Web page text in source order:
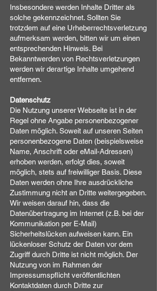
Insbesondere werden Inhalte Dritter als
solche gekennzeichnet. Sollten Sie
trotzdem auf eine Urheberrechtsverletzung
aufmerksam werden, bitten wir um einen
entsprechenden Hinweis. Bei
Bekanntwerden von Rechtsverletzungen
werden wir derartige Inhalte umgehend
entfernen.
Datenschutz
Die Nutzung unserer Webseite ist in der
Regel ohne Angabe personenbezogener
Daten möglich. Soweit auf unseren Seiten
personenbezogene Daten (beispielsweise
Name, Anschrift oder eMail-Adressen)
erhoben werden, erfolgt dies, soweit
möglich, stets auf freiwilliger Basis. Diese
Daten werden ohne Ihre ausdrückliche
Zustimmung nicht an Dritte weitergegeben.
Wir weisen darauf hin, dass die
Datenübertragung im Internet (z.B. bei der
Kommunikation per E-Mail)
Sicherheitslücken aufweisen kann. Ein
lückenloser Schutz der Daten vor dem
Zugriff durch Dritte ist nicht möglich. Der
Nutzung von im Rahmen der
Impressumspflicht veröffentlichten
Kontaktdaten durch Dritte zur